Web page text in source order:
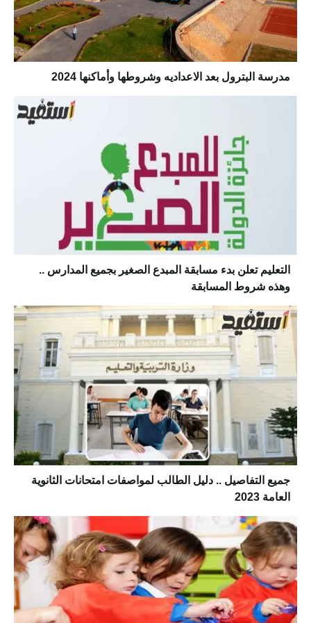
مدرسة البترول بعد الاعداديه وشروطها وأماكنها 2024
التعليم تعلن بدء مسابقة المبدع الصغير بجميع المدارس ..
وهذه شروط المسابقة
جميع التفاصيل .. دليل الطالب لمواصفات امتحانات الثانوية
العامة 2023